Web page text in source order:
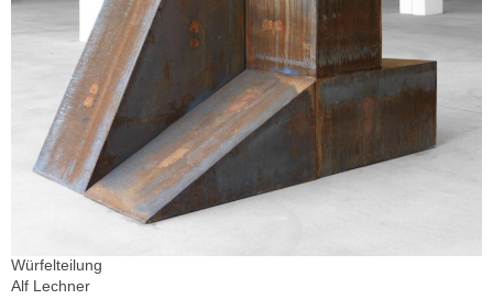
Würfelteilung
Alf Lechner